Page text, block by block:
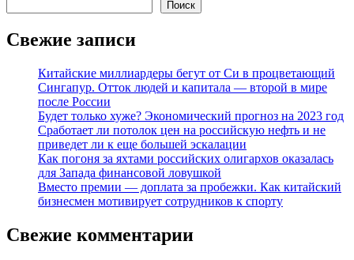
Поиск
Свежие записи
Китайские миллиардеры бегут от Си в процветающий
Сингапур. Отток людей и капитала — второй в мире
после России
Будет только хуже? Экономический прогноз на 2023 год
Сработает ли потолок цен на российскую нефть и не
приведет ли к еще большей эскалации
Как погоня за яхтами российских олигархов оказалась
для Запада финансовой ловушкой
Вместо премии — доплата за пробежки. Как китайский
бизнесмен мотивирует сотрудников к спорту
Свежие комментарии